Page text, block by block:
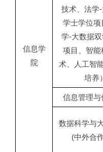
信息学
院
技术、法学
学士学位项
学-大数据
项目、智能
术、人工智
培养
信息管理与
数据科学与
(中外合